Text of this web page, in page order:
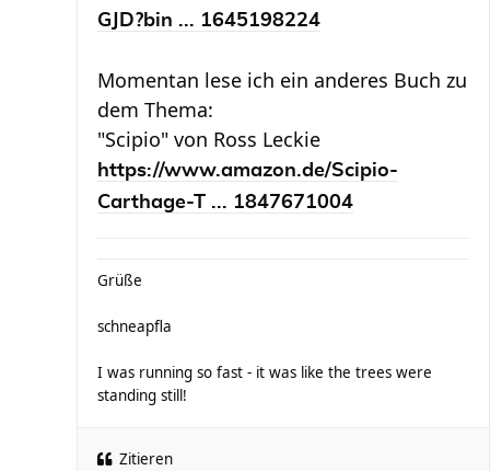
GJD?bin ... 1645198224
Momentan lese ich ein anderes Buch zu
dem Thema:
"Scipio" von Ross Leckie
https://www.amazon.de/Scipio-
Carthage-T ... 1847671004
Grüße
schneapfla
I was running so fast - it was like the trees were
standing still!
Zitieren